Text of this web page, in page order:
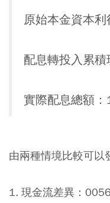
原始本金資本
配息轉投入累
實際配息總額
由兩種情境比較可以
1. 現金流差異：